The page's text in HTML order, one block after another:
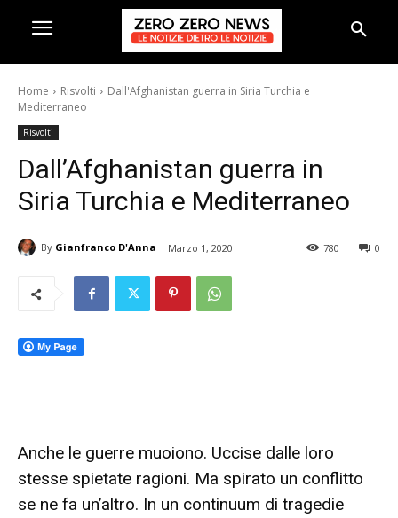
Home Risvolti
Dall'Afghanistan guerra in Siria Turchia e
Mediterraneo
Risvolti
Dall’Afghanistan guerra in
Siria Turchia e Mediterraneo
By Gianfranco D'Anna Marzo 1, 2020 0
780
Anche le guerre muoiono. Uccise dalle loro
stesse spietate ragioni. Ma spirato un conflitto
se ne fa un’altro. In un continuum di tragedie